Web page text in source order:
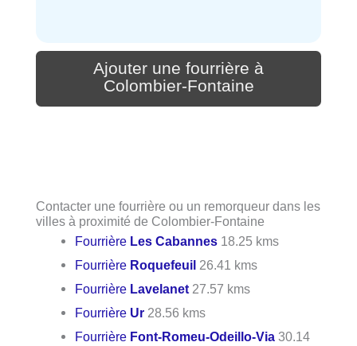
Ajouter une fourrière à
Colombier-Fontaine
Contacter une fourrière ou un remorqueur dans les
villes à proximité de Colombier-Fontaine
Fourrière Les Cabannes 18.25 kms
Fourrière Roquefeuil 26.41 kms
Fourrière Lavelanet 27.57 kms
Fourrière Ur 28.56 kms
Fourrière Font-Romeu-Odeillo-Via 30.14